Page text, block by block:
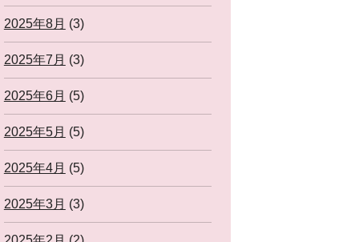
2025年8月 (3)
2025年7月 (3)
2025年6月 (5)
2025年5月 (5)
2025年4月 (5)
2025年3月 (3)